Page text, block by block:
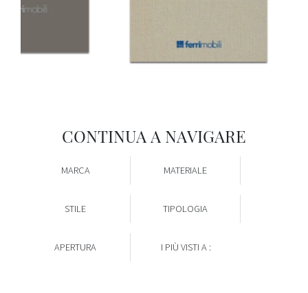
CONTINUA A NAVIGARE
MARCA MATERIALE
STILE TIPOLOGIA
APERTURA I PIÙ VISTI A :